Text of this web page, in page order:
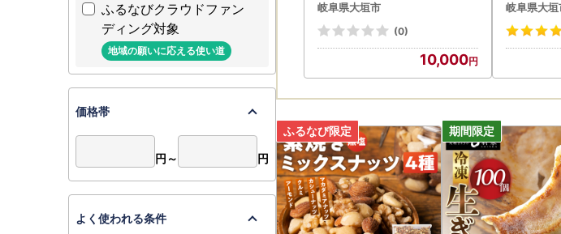
岐阜県大垣市
(0)
10,000
岐阜県大垣
ふるなびクラウドファン
ディング対象
地域の願いに応える使い道
価格帯
円～ 円
よく使われる条件